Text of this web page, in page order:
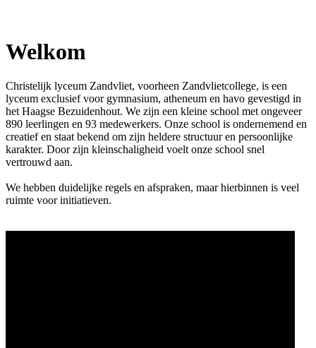
Welkom
Christelijk lyceum Zandvliet, voorheen Zandvlietcollege, is een
lyceum exclusief voor gymnasium, atheneum en havo gevestigd in
het Haagse Bezuidenhout. We zijn een kleine school met ongeveer
890 leerlingen en 93 medewerkers. Onze school is ondernemend en
creatief en staat bekend om zijn heldere structuur en persoonlijke
karakter. Door zijn kleinschaligheid voelt onze school snel
vertrouwd aan.
We hebben duidelijke regels en afspraken, maar hierbinnen is veel
ruimte voor initiatieven.